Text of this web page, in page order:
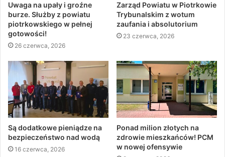
Uwaga na upały i groźne
burze. Służby z powiatu
piotrkowskiego w pełnej
gotowości!
26 czerwca, 2026
Zarząd Powiatu w Piotrkowie
Trybunalskim z wotum
zaufania i absolutorium
23 czerwca, 2026
Są dodatkowe pieniądze na
bezpieczeństwo nad wodą
16 czerwca, 2026
Ponad milion złotych na
zdrowie mieszkańców! PCM
w nowej ofensywie